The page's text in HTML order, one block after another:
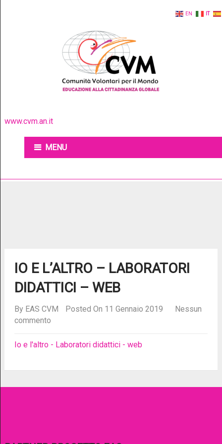
www.cvm.an.it
MENU
IO E L’ALTRO – LABORATORI
DIDATTICI – WEB
By EAS CVM Posted On 11 Gennaio 2019
Nessun
commento
Io e l'altro - Laboratori didattici - web
EN IT